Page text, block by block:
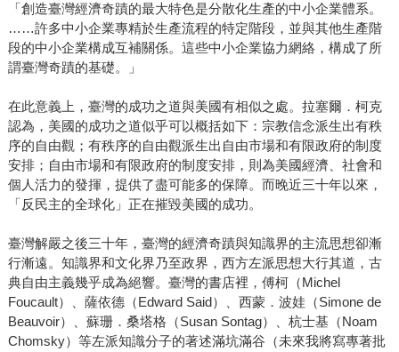
「創造臺灣經濟奇蹟的最大特色是分散化生產的中小企業體系。
……許多中小企業專精於生產流程的特定階段，並與其他生產階
段的中小企業構成互補關係。這些中小企業協力網絡，構成了所
謂臺灣奇蹟的基礎。」
在此意義上，臺灣的成功之道與美國有相似之處。拉塞爾．柯克
認為，美國的成功之道似乎可以概括如下：宗教信念派生出有秩
序的自由觀；有秩序的自由觀派生出自由市場和有限政府的制度
安排；自由市場和有限政府的制度安排，則為美國經濟、社會和
個人活力的發揮，提供了盡可能多的保障。而晚近三十年以來，
「反民主的全球化」正在摧毀美國的成功。
臺灣解嚴之後三十年，臺灣的經濟奇蹟與知識界的主流思想卻漸
行漸遠。知識界和文化界乃至政界，西方左派思想大行其道，古
典自由主義幾乎成為絕響。臺灣的書店裡，傅柯（Michel
Foucault）、薩依德（Edward Said）、西蒙．波娃（Simone de
Beauvoir）、蘇珊．桑塔格（Susan Sontag）、杭士基（Noam
Chomsky）等左派知識分子的著述滿坑滿谷（未來我將寫專著批